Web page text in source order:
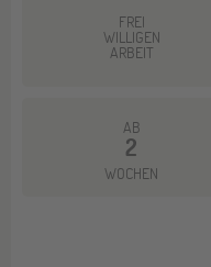
FREI
WILLIGEN
ARBEIT
AB
2
WOCHEN